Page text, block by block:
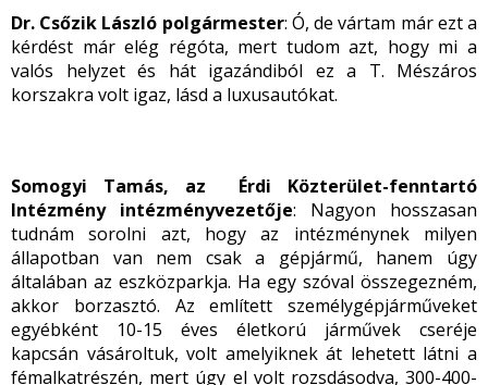
Dr. Csőzik László polgármester: Ó, de vártam már ezt a
kérdést már elég régóta, mert tudom azt, hogy mi a
valós helyzet és hát igazándiból ez a T. Mészáros
korszakra volt igaz, lásd a luxusautókat.
Somogyi Tamás, az Érdi Közterület-fenntartó
Intézmény intézményvezetője: Nagyon hosszasan
tudnám sorolni azt, hogy az intézménynek milyen
állapotban van nem csak a gépjármű, hanem úgy
általában az eszközparkja. Ha egy szóval összegezném,
akkor borzasztó. Az említett személygépjárműveket
egyébként 10-15 éves életkorú járművek cseréje
kapcsán vásároltuk, volt amelyiknek át lehetett látni a
fémalkatrészén, mert úgy el volt rozsdásodva, 300-400-